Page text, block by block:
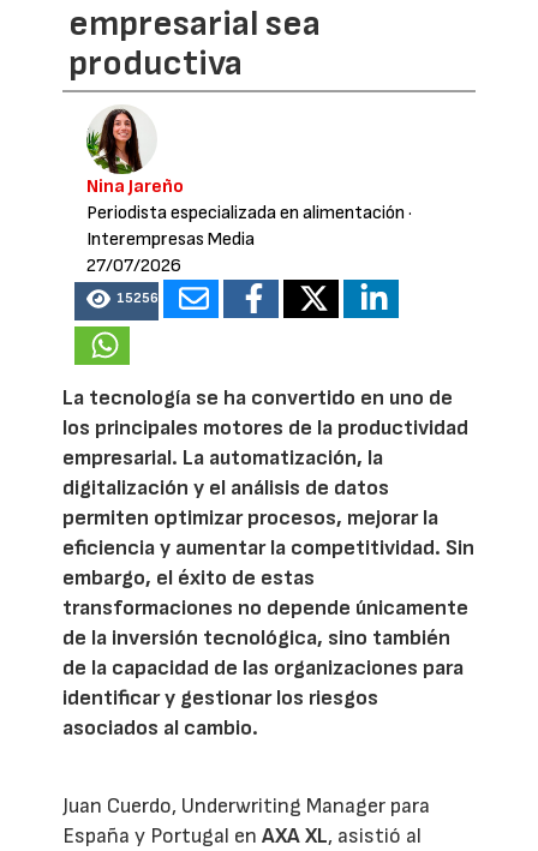
empresarial sea
productiva
Nina Jareño
Periodista especializada en alimentación ·
Interempresas Media
27/07/2026
15256
La tecnología se ha convertido en uno de
los principales motores de la productividad
empresarial. La automatización, la
digitalización y el análisis de datos
permiten optimizar procesos, mejorar la
eficiencia y aumentar la competitividad. Sin
embargo, el éxito de estas
transformaciones no depende únicamente
de la inversión tecnológica, sino también
de la capacidad de las organizaciones para
identificar y gestionar los riesgos
asociados al cambio.
Juan Cuerdo, Underwriting Manager para
España y Portugal enAXA XL, asistió al